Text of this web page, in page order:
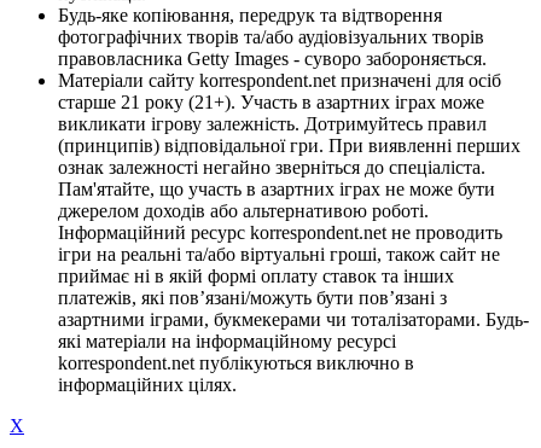
Будь-яке копіювання, передрук та відтворення
фотографічних творів та/або аудіовізуальних творів
правовласника Getty Images - суворо забороняється.
Матеріали сайту korrespondent.net призначені для осіб
старше 21 року (21+). Участь в азартних іграх може
викликати ігрову залежність. Дотримуйтесь правил
(принципів) відповідальної гри. При виявленні перших
ознак залежності негайно зверніться до спеціаліста.
Пам'ятайте, що участь в азартних іграх не може бути
джерелом доходів або альтернативою роботі.
Інформаційний ресурс korrespondent.net не проводить
ігри на реальні та/або віртуальні гроші, також сайт не
приймає ні в якій формі оплату ставок та інших
платежів, які пов’язані/можуть бути пов’язані з
азартними іграми, букмекерами чи тоталізаторами. Будь-
які матеріали на інформаційному ресурсі
korrespondent.net публікуються виключно в
інформаційних цілях.
X